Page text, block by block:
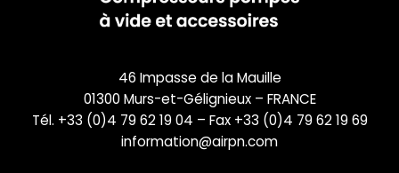
46 Impasse de la Mauille
01300 Murs-et-Gélignieux – FRANCE
Tél. +33 (0)4 79 62 19 04 – Fax +33 (0)4 79 62 19 69
information@airpn.com